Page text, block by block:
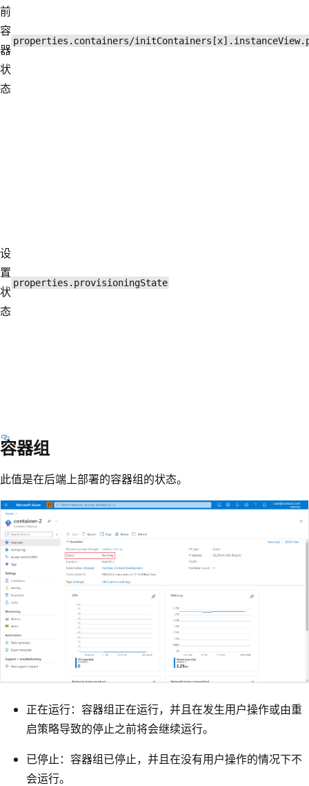
前
容
器
状
态
properties.containers/
设
置
状
态
properties.provisioningState
容器组
此值是在后端上部署的容器组的状态。
正在运行：容器组正在运行，并且在发生用户操作或由重
启策略导致的停止之前将会继续运行。
已停止：容器组已停止，并且在没有用户操作的情况下不
会运行。